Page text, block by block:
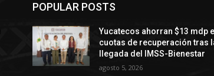
POPULAR POSTS
Yucatecos ahorran $13 mdp
cuotas de recuperación tras
llegada del IMSS-Bienestar
agosto 5, 2026